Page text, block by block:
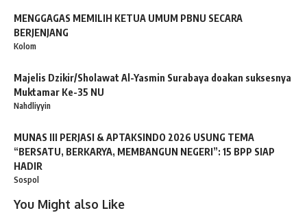
MENGGAGAS MEMILIH KETUA UMUM PBNU SECARA
BERJENJANG
Kolom
Majelis Dzikir/Sholawat Al-Yasmin Surabaya doakan suksesnya
Muktamar Ke-35 NU
Nahdliyyin
MUNAS III PERJASI & APTAKSINDO 2026 USUNG TEMA
“BERSATU, BERKARYA, MEMBANGUN NEGERI”: 15 BPP SIAP
HADIR
Sospol
You Might also Like